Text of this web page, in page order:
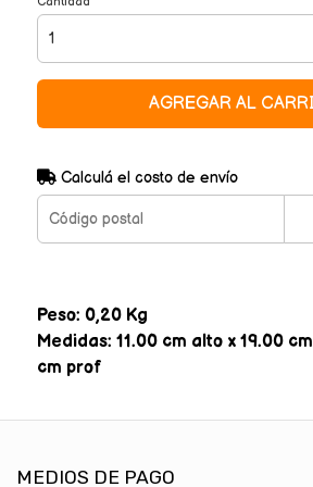
AGREGAR AL
Calculá el costo de envío
Peso: 0,20 Kg
Medidas: 11.00 cm alto x 19.00
cm prof
MEDIOS DE PAGO